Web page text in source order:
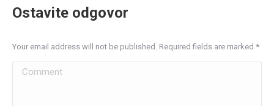
Ostavite odgovor
Your email address will not be published. Required fields are marked *
Comment